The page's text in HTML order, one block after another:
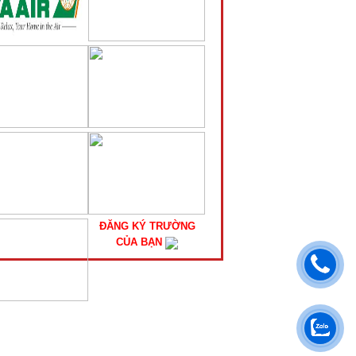
ĐĂNG KÝ TRƯỜNG
CỦA BẠN